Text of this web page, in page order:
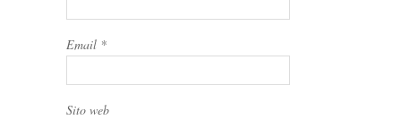
Email *
Sito web